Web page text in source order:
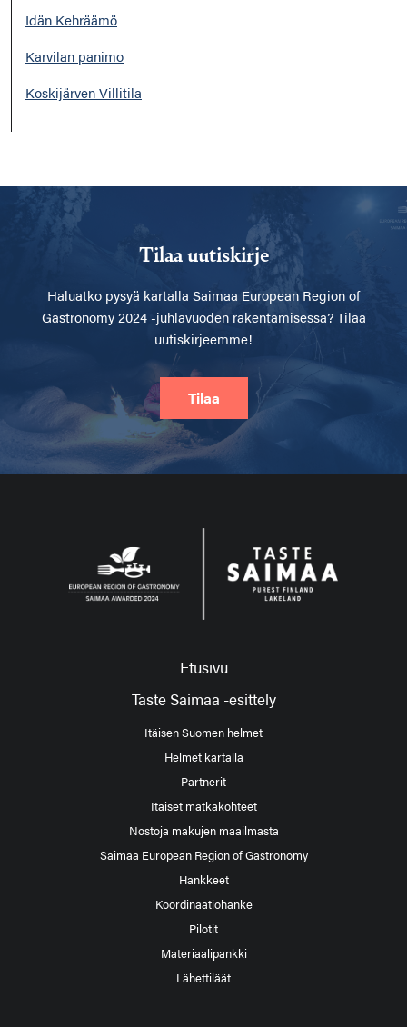
Idän Kehräämö
Karvilan panimo
Koskijärven Villitila
Tilaa uutiskirje
Haluatko pysyä kartalla Saimaa European Region of
Gastronomy 2024 -juhlavuoden rakentamisessa? Tilaa
uutiskirjeemme!
Tilaa
Etusivu
Taste Saimaa -esittely
Itäisen Suomen helmet
Helmet kartalla
Partnerit
Itäiset matkakohteet
Nostoja makujen maailmasta
Saimaa European Region of Gastronomy
Hankkeet
Koordinaatiohanke
Pilotit
Materiaalipankki
Lähettiläät